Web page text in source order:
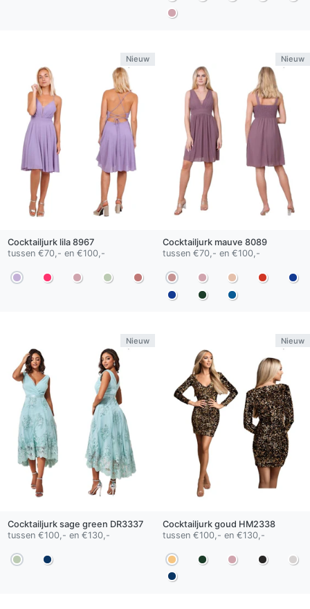
Nieuw
Cocktailjurk lila8967
tussen €70,- en €100,-
Nieuw
Cocktailjurk mauve 8089
tussen €70,- en €100,-
Nieuw
Cocktailjurk sage green DR3337
tussen €100,- en €130,-
Nieuw
Cocktailjurk goud HM2338
tussen €100,- en €130,-